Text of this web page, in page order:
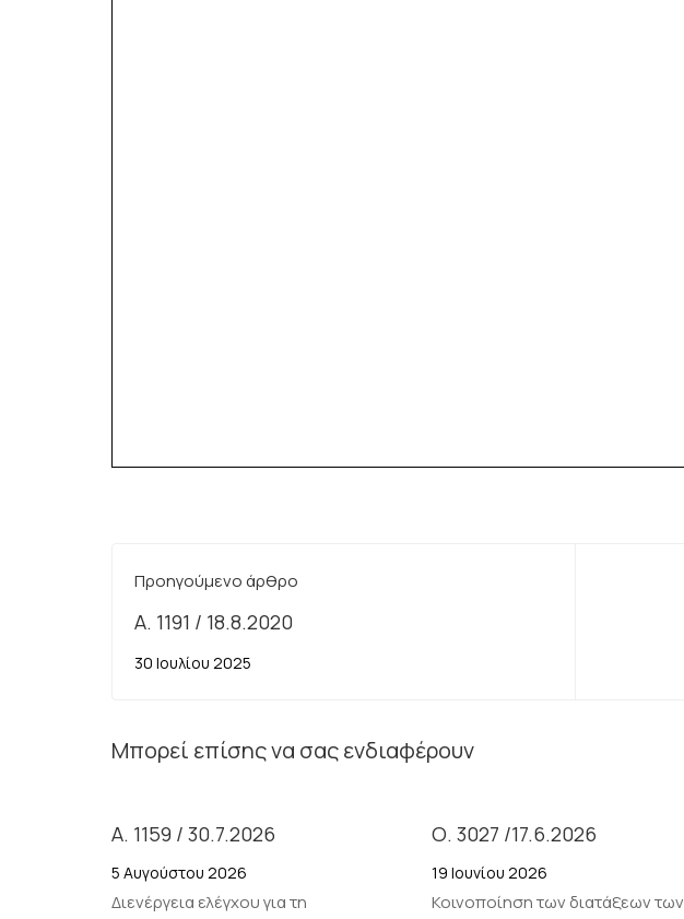
Προηγούμενο άρθρο
A. 1191 / 18.8.2020
30 Ιουλίου 2025
Μπορεί επίσης να σας ενδιαφέρουν
Α. 1159 / 30.7.2026
5 Αυγούστου 2026
Διενέργεια ελέγχου για τη
Ο. 3027 /17.6.2026
19 Ιουνίου 2026
Κοινοποίηση των διατάξεων των